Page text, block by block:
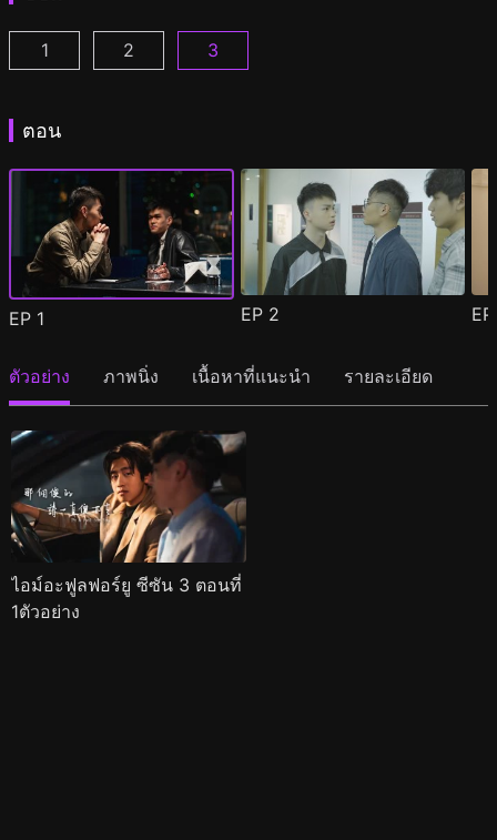
ไอม์อะฟูลฟอร์ยู ซีซัน 1 ตอนที่ 1
1 ไอม์อะฟูลฟอร์ยู ซีซัน 2 ตอนที่ 1
2 ไอม์อะฟูลฟอร์ยู ซีซัน 3 ตอนที่ 1
3
ตอน
EP 1 EP 2
ตัวอย่าง ภาพนิ่ง เนื้อหาที่แนะนำ รายละเอียด
ไอม์อะฟูลฟอร์ยู ซีซัน 3 ตอนที่
1ตัวอย่าง